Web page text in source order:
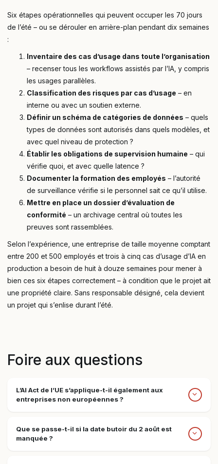
Six étapes opérationnelles qui peuvent occuper les 70 jours
de l’été – ou se dérouler en arrière-plan pendant dix semaines
:
Inventaire des cas d’usage dans toute l’organisation
– recenser tous les workflows assistés par l’IA, y compris
les usages parallèles.
Classification des risques par cas d’usage – en
interne ou avec un soutien externe.
Définir un schéma de catégories de données – quels
types de données sont autorisés dans quels modèles, et
avec quel niveau de protection ?
Établir les obligations de supervision humaine – qui
vérifie quoi, et avec quelle latence ?
Documenter la formation des employés – l’autorité
de surveillance vérifie si le personnel sait ce qu’il utilise.
Mettre en place un dossier d’évaluation de
conformité – un archivage central où toutes les
preuves sont rassemblées.
Selon l’expérience, une entreprise de taille moyenne comptant
entre 200 et 500 employés et trois à cinq cas d’usage d’IA en
production a besoin de huit à douze semaines pour mener à
bien ces six étapes correctement – à condition que le projet ait
une propriété claire. Sans responsable désigné, cela devient
un projet qui s’enlise durant l’été.
Foire aux questions
L’AI Act de l’UE s’applique-t-il également aux
entreprises non européennes ?
Que se passe-t-il si la date butoir du 2 août est
manquée ?